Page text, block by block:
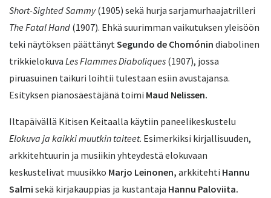
Short-Sighted Sammy(1905) sekä hurja sarjamurhaajatrilleri
The Fatal Hand (1907). Ehkä suurimman vaikutuksen yleisöön
teki näytöksen päättänyt Segundo de Chomónin diabolinen
trikkielokuva Les FlammesDiaboliques (1907), jossa
piruasuinen taikuri loihtii tulestaan esiin avustajansa.
Esityksen pianosäestäjänä toimi Maud Nelissen.
Iltapäivällä Kitisen Keitaalla käytiin paneelikeskustelu
Elokuva ja kaikki muutkin taiteet. Esimerkiksi kirjallisuuden,
arkkitehtuurin ja musiikin yhteydestä elokuvaan
keskustelivat muusikko Marjo Leinonen, arkkitehti Hannu
Salmi sekä kirjakauppias ja kustantaja Hannu Paloviita.